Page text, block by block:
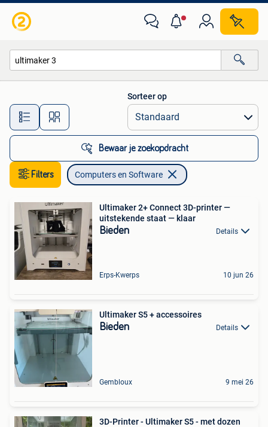
Alle afstanden…
Sorteer op
Bewaar je zoekopdracht
Filters Computers en Software
Ultimaker 2+ Connect 3D-printer —
uitstekende staat — klaar
Bieden Details
Erps-Kwerps 10 jun 26
Ultimaker S5 + accessoires
Bieden Details
Gembloux 9 mei 26
3D-Printer - Ultimaker S5 - met dozen